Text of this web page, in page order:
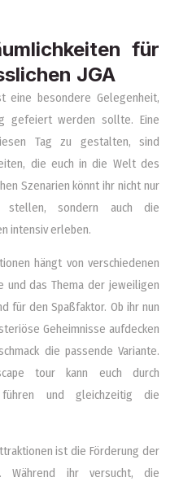
für
JGA
eine besondere Gelegenheit,
gefeiert werden sollte. Eine
Tag zu gestalten, sind
die euch in die Welt des
Szenarien könnt ihr nicht nur
stellen, sondern auch die
intensiv erleben.
hängt von verschiedenen
und das Thema der jeweiligen
für den Spaßfaktor. Ob ihr nun
Geheimnisse aufdecken
die passende Variante.
tour kann euch durch
führen und gleichzeitig die
ist die Förderung der
Während ihr versucht, die